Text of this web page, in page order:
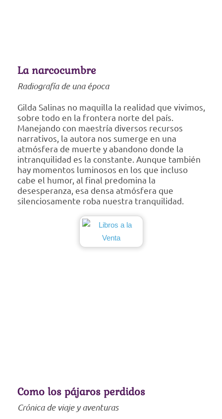
La narcocumbre
Radiografía de una época
Gilda Salinas no maquilla la realidad que vivimos,
sobre todo en la frontera norte del país.
Manejando con maestría diversos recursos
narrativos, la autora nos sumerge en una
atmósfera de muerte y abandono donde la
intranquilidad es la constante. Aunque también
hay momentos luminosos en los que incluso
cabe el humor, al final predomina la
desesperanza, esa densa atmósfera que
silenciosamente roba nuestra tranquilidad.
Como los pájaros perdidos
Crónica de viaje y aventuras